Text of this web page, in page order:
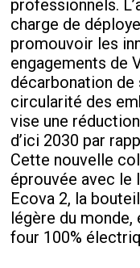
professionnels.
charge de
promouvoir les
engagements de
décarbonation
circularité des
vise une
d’ici 2030 par
Cette nouvelle
éprouvée avec le
Ecova 2, la
légère du monde,
four 100%